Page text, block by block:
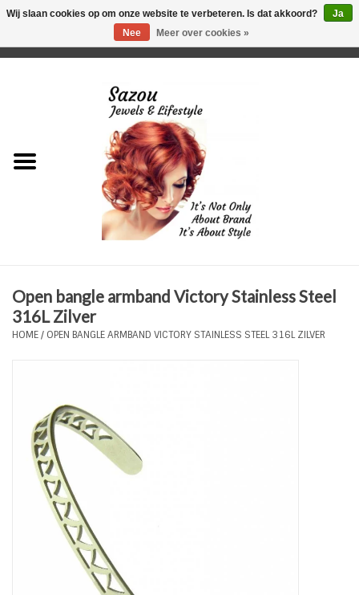
Just for Him
Plus Size Sieraden
Haaraccesoires
Zonnebrillen
ON THE BEACH
Open bangle armband Victory Stainless Steel
316L Zilver
HOME/ OPEN BANGLE ARMBAND VICTORY STAINLESS STEEL 316L ZILVER
Wij slaan cookies op om onze website te verbeteren. Is dat akkoord?
Ja
Nee
Meer over cookies »